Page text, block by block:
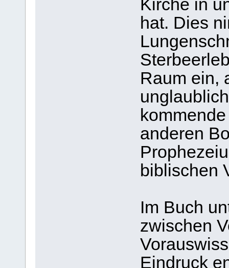
Kirche in
hat. Dies
Raum ein,
anderen
biblischen
Im Buch
zwischen
Eindruck